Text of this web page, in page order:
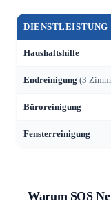
DIENSTLEISTUNG
Haushaltshilfe
Endreinigung (3
Büroreinigung
Fensterreinigung
Warum SOS